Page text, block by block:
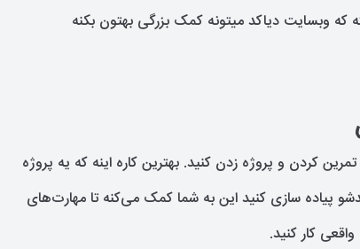
کردن و پروژه زدن کنید. بهترین کاره اینه که یه پروژه
پیاده سازی کنید این به شما کمک می‌کنه تا مهارت‌های
کار کنید.